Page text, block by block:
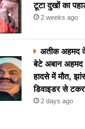
टूटा दुखों का
2 weeks ago
अतीक अहमद
बेटे अबान
हादसे में मौत,
डिवाइडर से
2 days ago